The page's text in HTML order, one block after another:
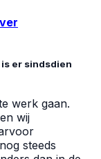
is er sindsdien
werk gaan.
wij
steeds